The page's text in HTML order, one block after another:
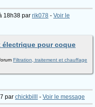
18h38 par rik078 - Voir le
pour coque
Filtration, traitement et chauffage
par chickbilll - Voir le message